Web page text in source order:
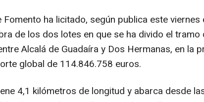
ha licitado, según publica este viernes
de los dos lotes en que se ha divido el tramo
Alcalá de Guadaíra y Dos Hermanas, en la
global de 114.846.758 euros.
4,1 kilómetros de longitud y abarca desde